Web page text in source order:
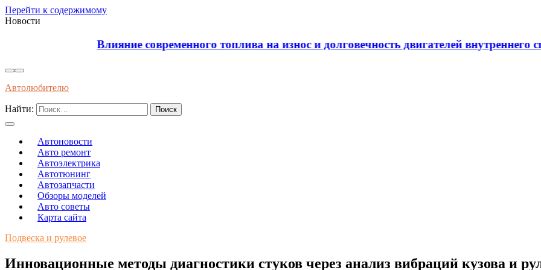
Перейти к содержимому
Новости
Влияние современного топлива на износ и долговечность двигателей внутреннего сгорания
Автолюбителю
Найти:
Автоновости
Авто ремонт
Автоэлектрика
Автотюнинг
Автозапчасти
Обзоры моделей
Авто советы
Карта сайта
Подвеска и рулевое
Инновационные методы диагностики стуков через анализ вибраций кузова и